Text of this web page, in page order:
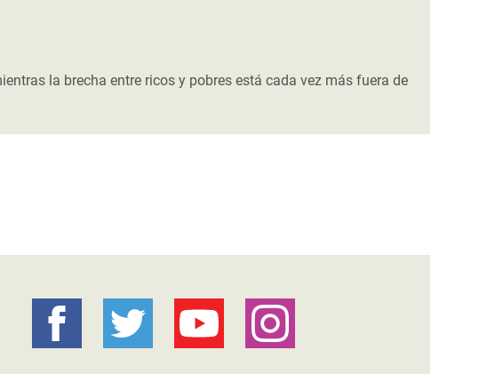
la brecha entre ricos y pobres está cada vez más fuera de